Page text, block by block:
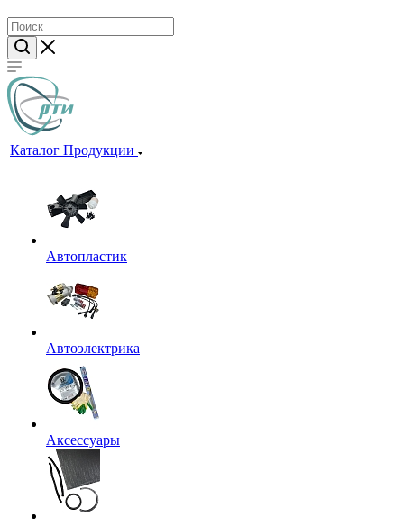
Каталог Продукции
Автопластик
Автоэлектрика
Аксессуары